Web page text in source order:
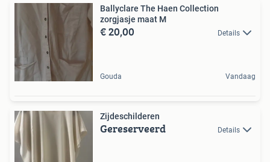
Ballyclare The Haen Collection
zorgjasje maat M
€ 20,00 Details
Gouda Vandaag
Zijdeschilderen
Gereserveerd Details